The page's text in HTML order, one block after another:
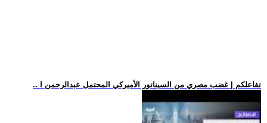
.. تفاعلكم | غضب مصري من السيناتور الأميركي المحتمل عبدالرحمن ا